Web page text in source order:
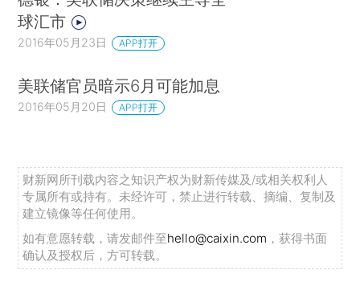
球汇市
2016年05月23日 APP打开
美联储官员暗示6月可能加息
2016年05月20日 APP打开
财新网所刊载内容之知识产权为财新传媒及/或相关权利人
专属所有或持有。未经许可，禁止进行转载、摘编、复制及
建立镜像等任何使用。
如有意愿转载，请发邮件至hello@caixin.com ，获得书面
确认及授权后，方可转载。